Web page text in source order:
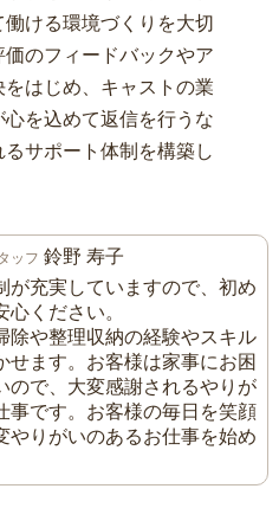
ける環境づくりを大切
のフィードバックやア
をはじめ、キャストの業
を込めて返信を行うな
サポート体制を構築し
ッフ 鈴野 寿子
が充実していますので、初め
心ください。
除や整理収納の経験やスキル
せます。お客様は家事にお困
ので、大変感謝されるやりが
事です。お客様の毎日を笑顔
やりがいのあるお仕事を始め